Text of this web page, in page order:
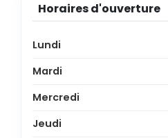
Horaires d'ouverture
Lundi
Mardi
Mercredi
Jeudi